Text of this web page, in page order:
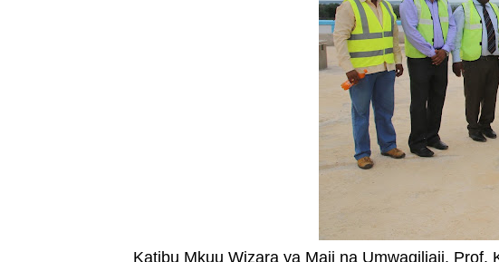
Katibu Mkuu Wizara ya Maji na Umwagiliaji,